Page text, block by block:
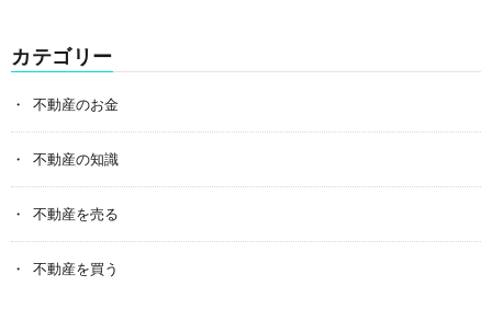
カテゴリー
不動産のお金
不動産の知識
不動産を売る
不動産を買う